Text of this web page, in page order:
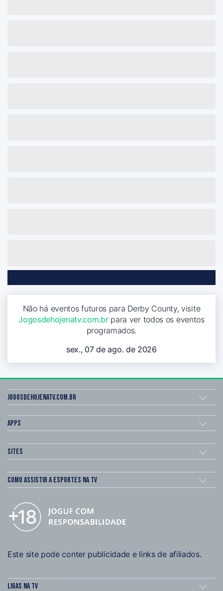
Não há eventos futuros para Derby County, visite
Jogosdehojenatv.com.brpara ver todos os eventos
programados.
sex., 07 de ago. de 2026
Jogosdehojenatv.com.br
Apps
Sites
Como assistir a esportes na TV
Este site pode conter publicidade e links de afiliados.
Ligas na TV